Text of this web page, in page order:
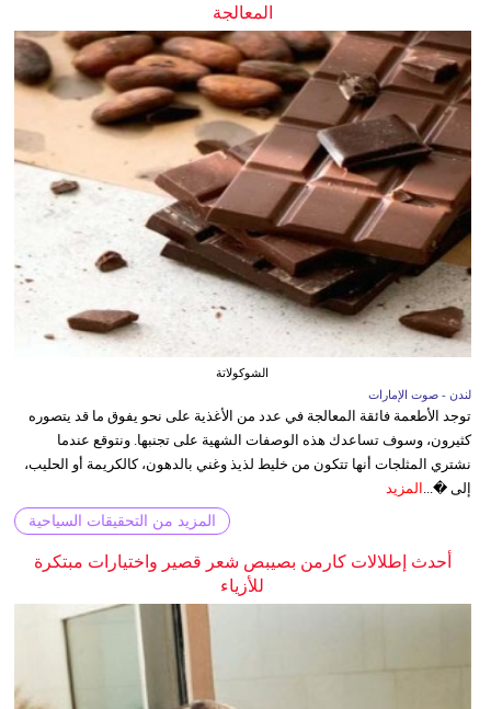
المعالجة
الشوكولاتة
لندن - صوت الإمارات
توجد الأطعمة فائقة المعالجة في عدد من الأغذية على نحو يفوق ما قد يتصوره
كثيرون، وسوف تساعدك هذه الوصفات الشهية على تجنبها. ونتوقع عندما
نشتري المثلجات أنها تتكون من خليط لذيذ وغني بالدهون، كالكريمة أو الحليب،
إلى �...
المزيد
المزيد من التحقيقات السياحية
أحدث إطلالات كارمن بصيبص شعر قصير واختيارات مبتكرة
للأزياء